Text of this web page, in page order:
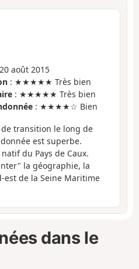
août 2015
: ★★★★★ Très bien
: ★★★★★ Très bien
: ★★★★☆ Bien
transition le long de
est superbe.
du Pays de Caux.
la géographie, la
de la Seine Maritime
dans le